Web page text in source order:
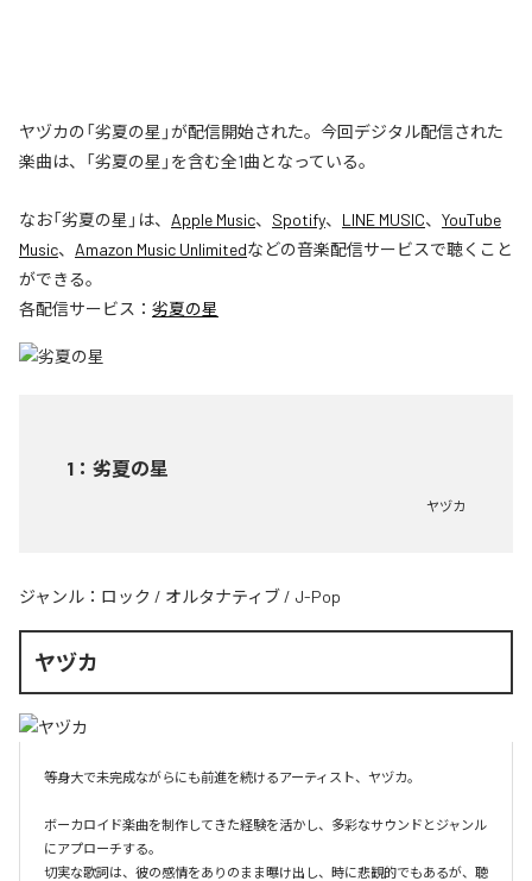
ヤヅカの「劣夏の星」が配信開始された。今回デジタル配信された
楽曲は、「劣夏の星」を含む全1曲となっている。
なお「劣夏の星 」は、 Apple Music、 Spotify、 LINE MUSIC、 YouTube
Music、 Amazon Music Unlimitedなどの音楽配信サービスで聴くこと
ができる。
各配信サービス： 劣夏の星
1 ： 劣夏の星
ヤヅカ
ジャンル： ロック / オルタナティブ / J-Pop
ヤヅカ
等身大で未完成ながらにも前進を続けるアーティスト、ヤヅカ。
ボーカロイド楽曲を制作してきた経験を活かし、多彩なサウンドとジャンル
にアプローチする。
切実な歌詞は、彼の感情をありのまま曝け出し、時に悲観的でもあるが、聴